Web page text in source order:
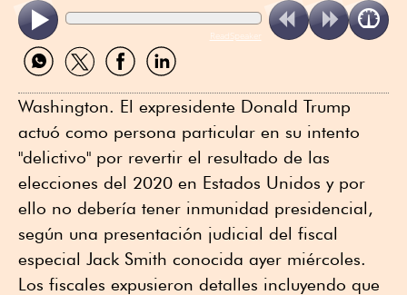
ReadSpeaker
Compartir
por
Compartir
por
Compartir
por
Compartir
por
Washington. El expresidente Donald Trump
actuó como persona particular en su intento
"delictivo" por revertir el resultado de las
elecciones del 2020 en Estados Unidos y por
ello no debería tener inmunidad presidencial,
según una presentación judicial del fiscal
especial Jack Smith conocida ayer miércoles.
Los fiscales expusieron detalles incluyendo que